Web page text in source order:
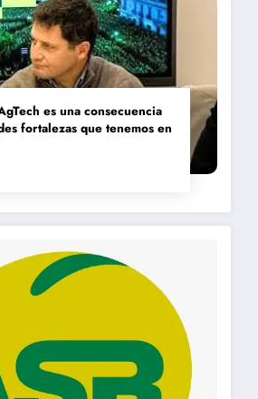
es una consecuencia
fortalezas que tenemos en